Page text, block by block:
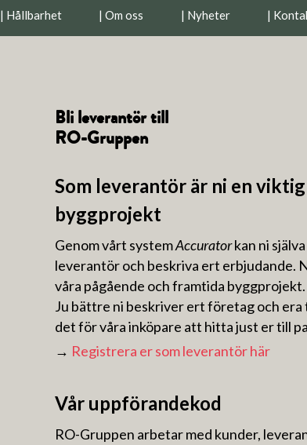
| Hållbarhet | Om oss | Nyheter |
Bli leverantör till
RO-Gruppen
Som leverantör är ni en
byggprojekt
Genom vårt systemAccuratorkan ni
leverantör och beskriva ert erbjudande.
våra pågående och framtida byggprojekt.
Ju bättre ni beskriver ert företag och
det för våra inköpare att hitta just er till
→ Registrera er som leverantör här
Vår uppförandekod
RO-Gruppen arbetar med kunder,